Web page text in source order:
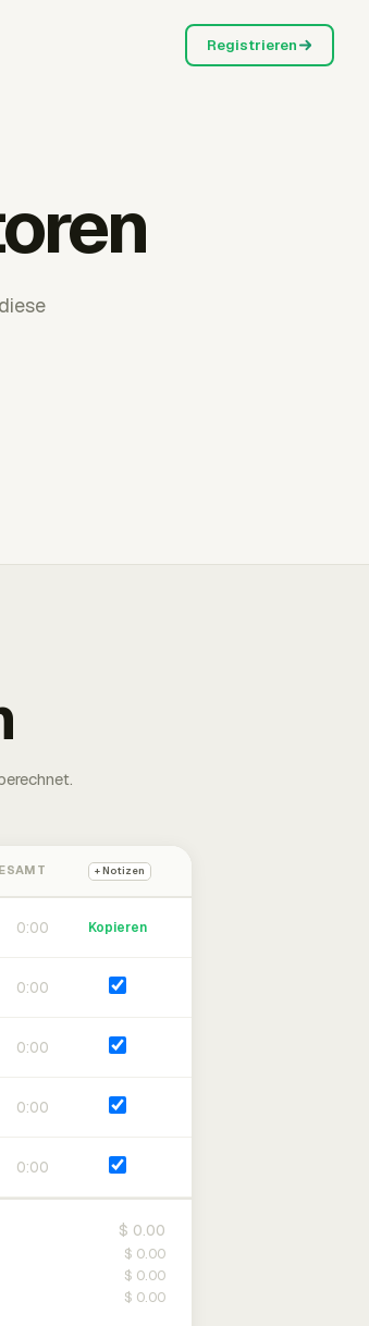
Registrieren
+ Notizen
0:00 Kopieren
0:00
0:00
0:00
0:00
$ 0.00
$ 0.00
$ 0.00
$ 0.00